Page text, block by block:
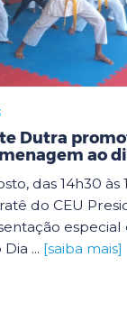
Dutra
ao
das 14h30 às
do CEU
especial
... [saiba mais]